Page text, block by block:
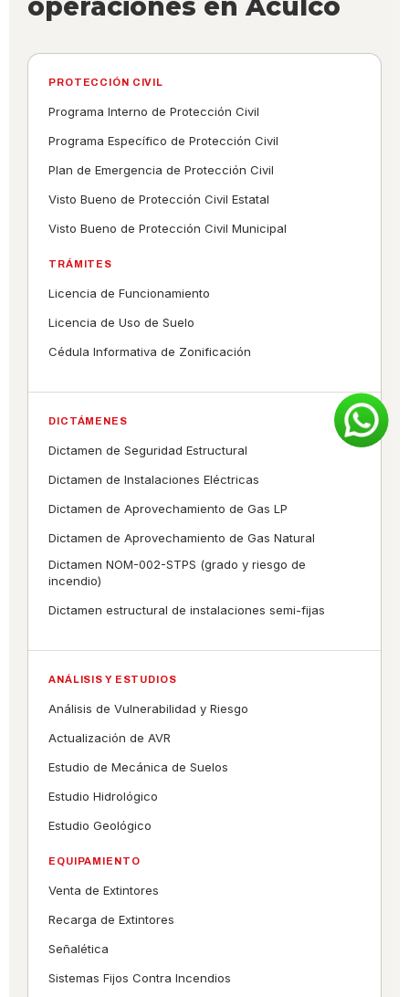
operaciones en Aculco
PROTECCIÓN CIVIL
Programa Interno de Protección Civil
Programa Específico de Protección Civil
Plan de Emergencia de Protección Civil
Visto Bueno de Protección Civil Estatal
Visto Bueno de Protección Civil Municipal
TRÁMITES
Licencia de Funcionamiento
Licencia de Uso de Suelo
Cédula Informativa de Zonificación
DICTÁMENES
Dictamen de Seguridad Estructural
Dictamen de Instalaciones Eléctricas
Dictamen de Aprovechamiento de Gas LP
Dictamen de Aprovechamiento de Gas Natural
Dictamen NOM-002-STPS (grado y riesgo de
incendio)
Dictamen estructural de instalaciones semi-fijas
ANÁLISIS Y ESTUDIOS
Análisis de Vulnerabilidad y Riesgo
Actualización de AVR
Estudio de Mecánica de Suelos
Estudio Hidrológico
Estudio Geológico
EQUIPAMIENTO
Venta de Extintores
Recarga de Extintores
Señalética
Sistemas Fijos Contra Incendios